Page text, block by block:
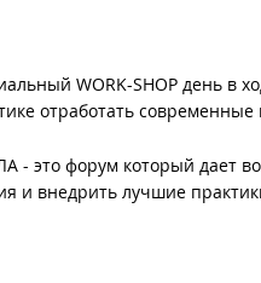
WORK-SHOP день в
отработать
форум который дает
и внедрить лучшие